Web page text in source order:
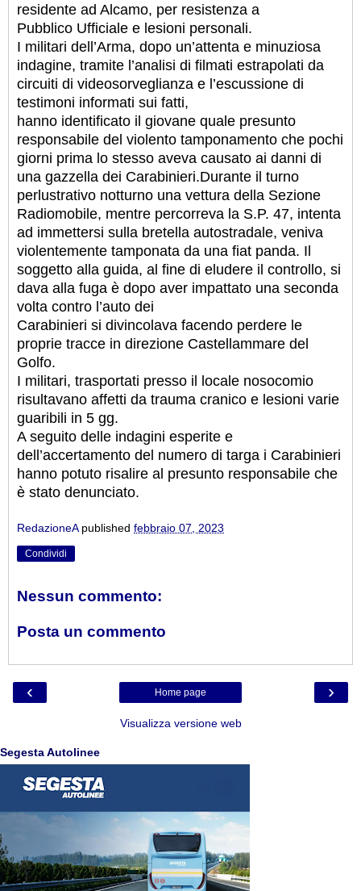
residente ad Alcamo, per resistenza a
Pubblico Ufficiale e lesioni personali.
I militari dell’Arma, dopo un’attenta e minuziosa
indagine, tramite l’analisi di filmati estrapolati da
circuiti di videosorveglianza e l’escussione di
testimoni informati sui fatti,
hanno identificato il giovane quale presunto
responsabile del violento tamponamento che pochi
giorni prima lo stesso aveva causato ai danni di
una gazzella dei Carabinieri.Durante il turno
perlustrativo notturno una vettura della Sezione
Radiomobile, mentre percorreva la S.P. 47, intenta
ad immettersi sulla bretella autostradale, veniva
violentemente tamponata da una fiat panda. Il
soggetto alla guida, al fine di eludere il controllo, si
dava alla fuga è dopo aver impattato una seconda
volta contro l’auto dei
Carabinieri si divincolava facendo perdere le
proprie tracce in direzione Castellammare del
Golfo.
I militari, trasportati presso il locale nosocomio
risultavano affetti da trauma cranico e lesioni varie
guaribili in 5 gg.
A seguito delle indagini esperite e
dell’accertamento del numero di targa i Carabinieri
hanno potuto risalire al presunto responsabile che
è stato denunciato.
RedazioneA published febbraio 07, 2023
Condividi
Nessun commento:
Posta un commento
‹ ›
Home page
Visualizza versione web
Segesta Autolinee